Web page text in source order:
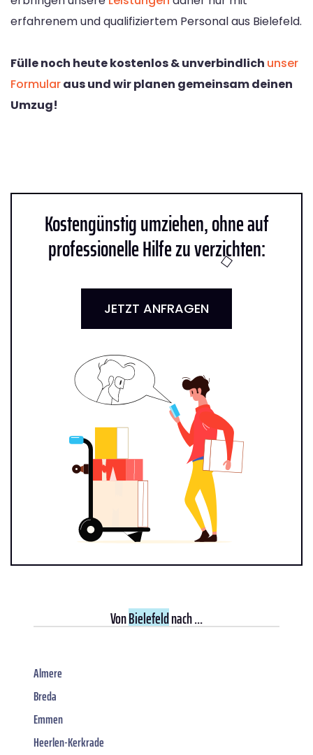
erfahrenem und qualifiziertem Personal aus Bielefeld.
Fülle noch heute kostenlos & unverbindlich unser
Formularaus und wir planen gemeinsam deinen
Umzug!
Kostengünstig umziehen, ohne auf
professionelle Hilfe zu verzichten:
JETZT ANFRAGEN
VonBielefeldnach ...
Almere
Breda
Emmen
Heerlen-Kerkrade